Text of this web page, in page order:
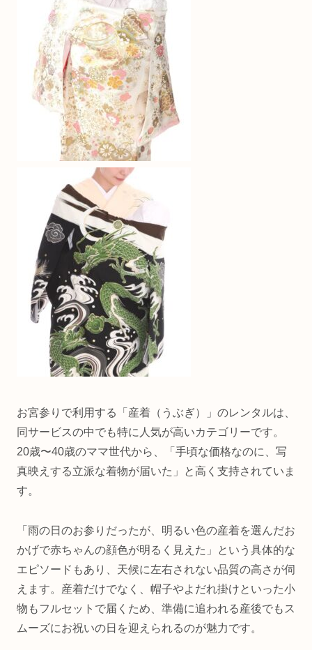
お宮参りで利用する「産着（うぶぎ）」のレンタルは、
同サービスの中でも特に人気が高いカテゴリーです。
20歳〜40歳のママ世代から、「手頃な価格なのに、写
真映えする立派な着物が届いた」と高く支持されていま
す。
「雨の日のお参りだったが、明るい色の産着を選んだお
かげで赤ちゃんの顔色が明るく見えた」という具体的な
エピソードもあり、天候に左右されない品質の高さが伺
えます。産着だけでなく、帽子やよだれ掛けといった小
物もフルセットで届くため、準備に追われる産後でもス
ムーズにお祝いの日を迎えられるのが魅力です。